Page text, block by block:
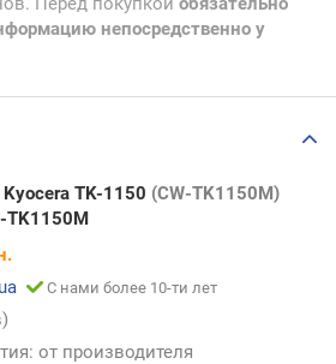
непосредственно у
Kyocera TK-1150 (CW-TK1150M)
TK1150M
С нами более 10-ти лет
от производителя